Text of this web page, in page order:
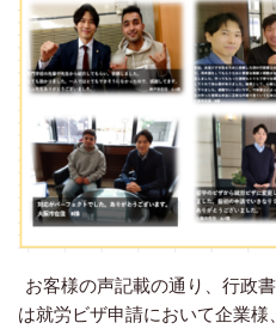
お客様の声記載の通り、行政
は就労ビザ申請において企業